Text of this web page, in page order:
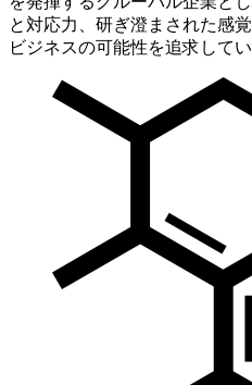
と対応力、研ぎ澄まされた感
ビジネスの可能性を追求してい